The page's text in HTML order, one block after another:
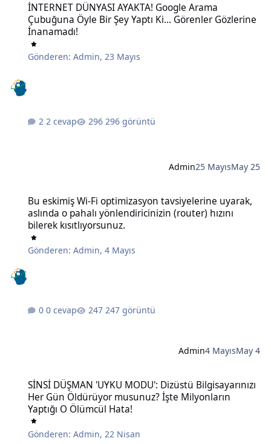
İNTERNET DÜNYASI AYAKTA! Google Arama
Çubuğuna Öyle Bir Şey Yaptı Ki... Görenler Gözlerine
İnanamadı!
Gönderen:Admin,23 Mayıs
2 cevap 296 görüntü
Admin25 MayısMay 25
Bu eskimiş Wi-Fi optimizasyon tavsiyelerine uyarak,
aslında o pahalı yönlendiricinizin (router) hızını
bilerek kısıtlıyorsunuz.
Gönderen:Admin,4 Mayıs
0 cevap 247 görüntü
Admin4 MayısMay 4
SİNSİ DÜŞMAN 'UYKU MODU': Dizüstü Bilgisayarınızı
Her Gün Öldürüyor musunuz? İşte Milyonların
Yaptığı O Ölümcül Hata!
Gönderen:Admin, 22 Nisan